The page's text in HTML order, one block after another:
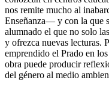
nos remite mucho al
Enseñanza— y con la que
alumnado el que no solo
y ofrezca nuevas lecturas.
emprendido el Prado en
obra puede producir
del género al medio